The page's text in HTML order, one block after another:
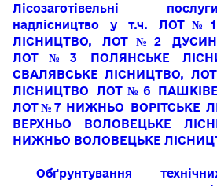
Лісозаготівельні
надлісництво у т.ч. ЛОТ№1
ЛІСНИЦТВО, ЛОТ№2
ЛОТ№3 ПОЛЯНСЬКЕ
СВАЛЯВСЬКЕ ЛІСНИЦТВО,
ЛІСНИЦТВО ЛОТ№6
ЛОТ№7 НИЖНЬО ВОРІТСЬКЕ
ВЕРХНЬО ВОЛОВЕЦЬКЕ
НИЖНЬО ВОЛОВЕЦЬКЕ
Обґрунтування